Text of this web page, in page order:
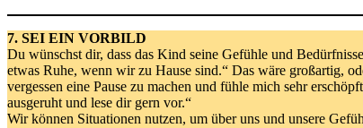
7. SEI EIN VORBILD
Du wünschst dir, dass das Kind seine Gefühle und
etwas Ruhe, wenn wir zu Hause sind.“ Das wäre großartig,
vergessen eine Pause zu machen und fühle mich sehr
ausgeruht und lese dir gern vor.“
Wir können Situationen nutzen, um über uns und unsere